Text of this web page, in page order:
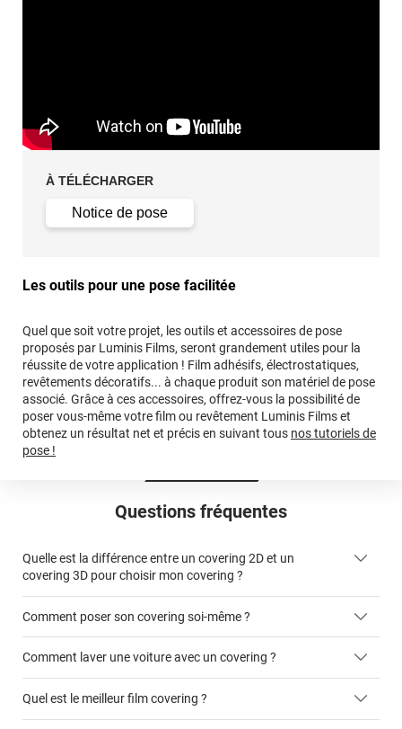
Questions fréquentes
Quelle est la différence entre un covering 2D et un
covering 3D pour choisir mon covering ?
covering 2D
Comment poser son covering soi-même ?
Comment laver une voiture avec un covering ?
Quel est le meilleur film covering ?
À TÉLÉCHARGER
Notice de pose
Les outils pour une pose facilitée
Quel que soit votre projet, les outils et accessoires de pose
proposés par Luminis Films, seront grandement utiles pour la
réussite de votre application ! Film adhésifs, électrostatiques,
revêtements décoratifs... à chaque produit son matériel de pose
associé. Grâce à ces accessoires, offrez-vous la possibilité de
poser vous-même votre film ou revêtement Luminis Films et
obtenez un résultat net et précis en suivant tous nos tutoriels de
pose !